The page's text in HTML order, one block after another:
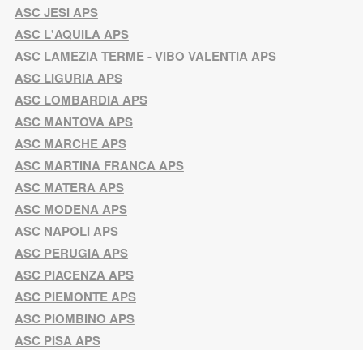
ASC JESI APS
ASC L'AQUILA APS
ASC LAMEZIA TERME - VIBO VALENTIA APS
ASC LIGURIA APS
ASC LOMBARDIA APS
ASC MANTOVA APS
ASC MARCHE APS
ASC MARTINA FRANCA APS
ASC MATERA APS
ASC MODENA APS
ASC NAPOLI APS
ASC PERUGIA APS
ASC PIACENZA APS
ASC PIEMONTE APS
ASC PIOMBINO APS
ASC PISA APS